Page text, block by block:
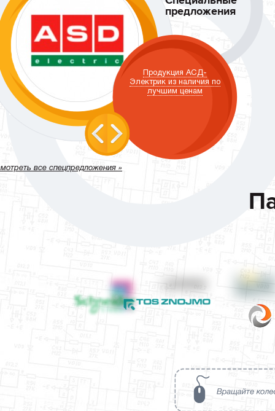
предложения
все спецпредложения »
Продукция АСД-
Электрик из наличия по
лучшим ценам